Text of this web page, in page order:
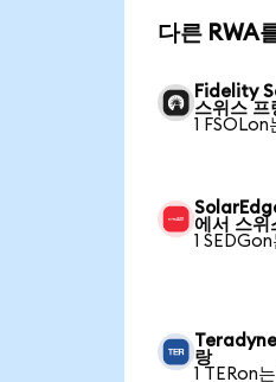
다른 RWA
Fidelity
스위스 프
1 FSOLon
에서 스위
1
랑
1 TERon